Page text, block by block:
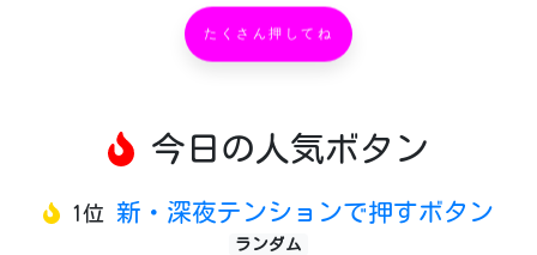
たくさん押してね
今日の人気ボタン
1位 新・深夜テンションで押すボタン
ランダム